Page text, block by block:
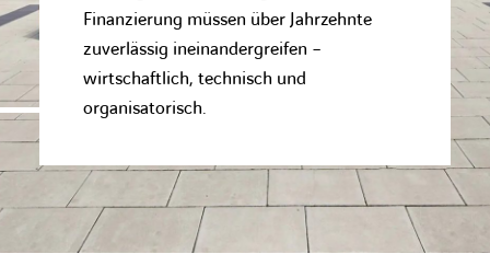
BARRIEREFREIHEIT
Finanzierung müssen über Jahrzehnte
zuverlässig ineinandergreifen –
wirtschaftlich, technisch und
organisatorisch.